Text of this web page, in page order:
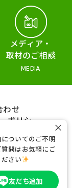
メディア・
取材のご相談
MEDIA
わせ
ポリシー
についてのご不明
問はお気軽にご
さい
友だち追加
×